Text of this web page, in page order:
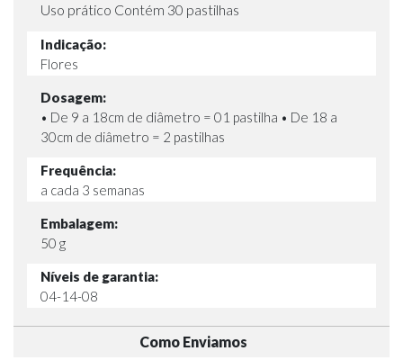
Uso prático Contém 30 pastilhas
Indicação:
Flores
Dosagem:
• De 9 a 18cm de diâmetro = 01 pastilha • De 18 a
30cm de diâmetro = 2 pastilhas
Frequência:
a cada 3 semanas
Embalagem:
50 g
Níveis de garantia:
04-14-08
Como Enviamos